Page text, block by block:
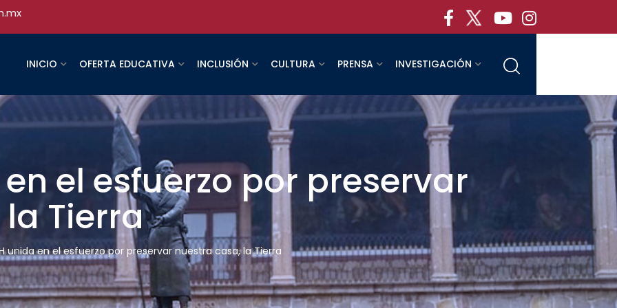
INICIO OFERTA EDUCATIVA INCLUSIÓN CULTURA PRENSA INVESTIGACIÓN
en el esfuerzo por preservar
Tierra
unida en el esfuerzo por preservar nuestra casa, la Tierra